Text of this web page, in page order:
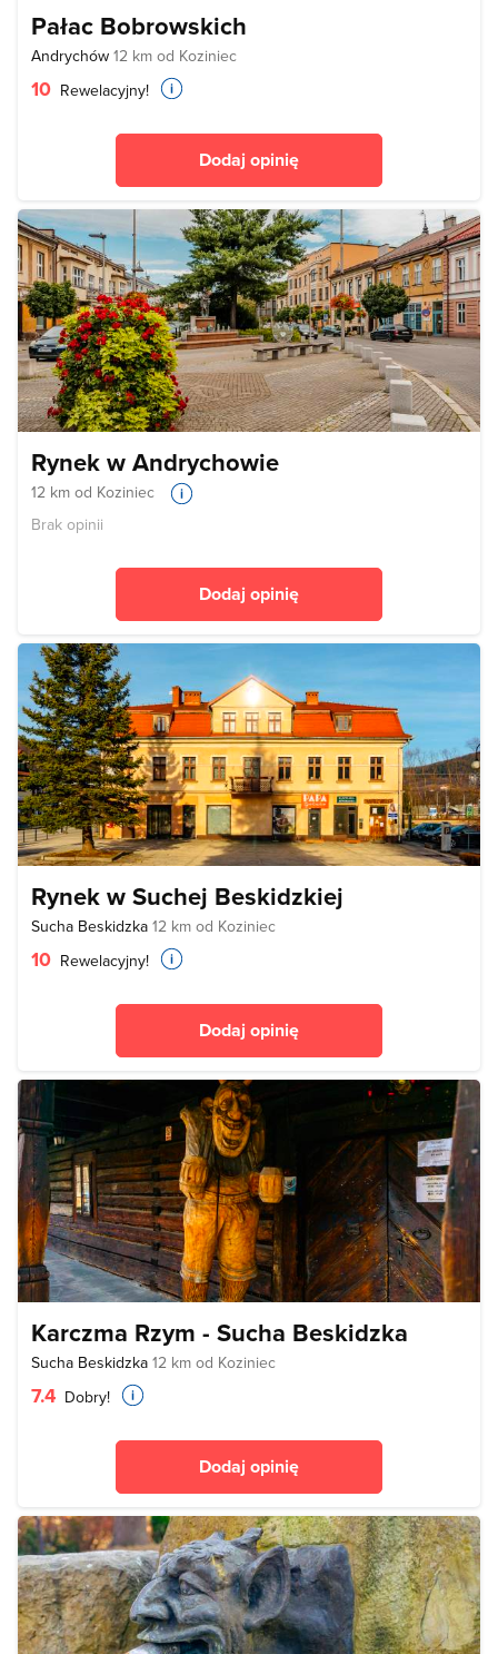
Pałac Bobrowskich
Andrychów 12 km od Koziniec
10 Rewelacyjny!
Dodaj opinię
Rynek w Andrychowie
12 km od Koziniec
Brak opinii
Dodaj opinię
Rynek w Suchej Beskidzkiej
Sucha Beskidzka 12 km od Koziniec
10 Rewelacyjny!
Dodaj opinię
Karczma Rzym - Sucha Beskidzka
Sucha Beskidzka 12 km od Koziniec
7.4 Dobry!
Dodaj opinię